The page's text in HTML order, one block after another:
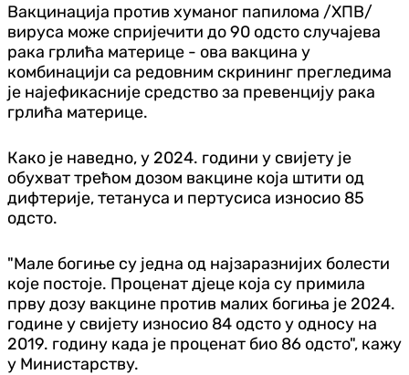
Вакцинација против хуманог папилома /ХПВ/
вируса може спријечити до 90 одсто случајева
рака грлића материце - ова вакцина у
комбинацији са редовним скрининг прегледима
је најефикасније средство за превенцију рака
грлића материце.
Како је наведно, у 2024. години у свијету је
обухват трећом дозом вакцине која штити од
дифтерије, тетануса и пертусиса износио 85
одсто.
"Мале богиње су једна од најзаразнијих болести
које постоје. Проценат д‌јеце која су примила
прву дозу вакцине против малих богиња је 2024.
године у свијету износио 84 одсто у односу на
2019. годину када је проценат био 86 одсто", кажу
у Министарству.